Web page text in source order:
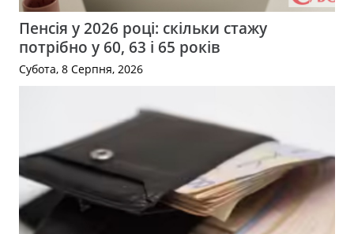
Пенсія у 2026 році: скільки стажу
потрібно у 60, 63 і 65 років
Субота, 8 Серпня, 2026